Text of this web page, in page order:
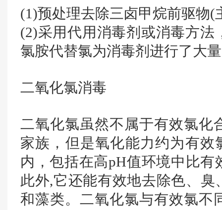
(1)预处理去除三卤甲烷前驱物
(2)采用代用消毒剂或消毒方
氯胺代替氯为消毒剂进行了大
二氧化氯消毒
二氧化氯虽然不属于有效氯化
家族，但是氧化能力约为有效
内，包括在高pH值环境中比
此外,它还能有效地去除色、
和藻类。二氧化氯与有效氯不